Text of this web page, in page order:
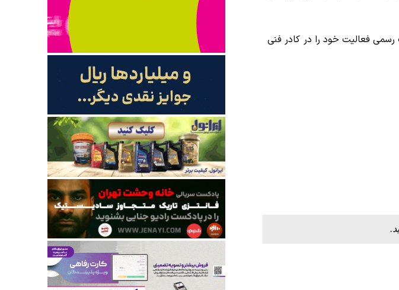
رسمی فعالیت خود را در کادر فنی